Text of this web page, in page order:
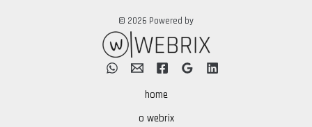
© 2026 Powered by
home
o webrix